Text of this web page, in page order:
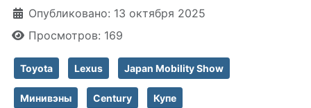
Информация о материале
Опубликовано: 13 октября 2025
Просмотров: 169
Toyota Lexus Japan Mobility Show
Минивэны Century Купе